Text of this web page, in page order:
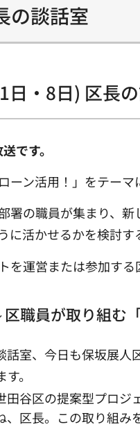
の談話室
・8日) 区長
です。
ーン活用！」をテーマ
署の職員が集まり、
に活かせるかを検討
を運営または参加する
職員が取り組む
話室、今日も保坂展
。
田谷区の提案型プロ
、区長。この取り組み